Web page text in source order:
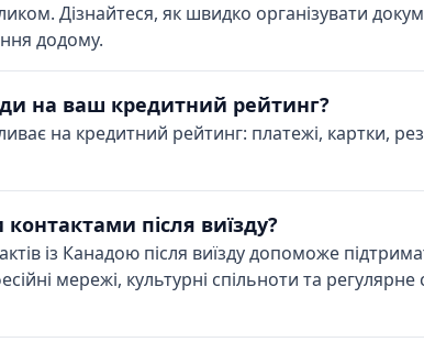
Дізнайтеся, як швидко організувати
додому.
на ваш кредитний рейтинг?
на кредитний рейтинг: платежі, картки,
після виїзду?
із Канадою після виїзду допоможе
мережі, культурні спільноти та